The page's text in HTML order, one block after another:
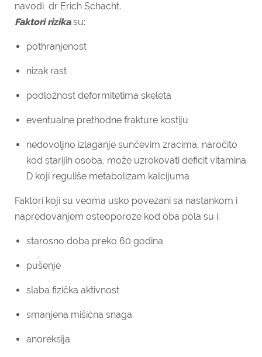
navodi dr Erich Schacht.
Faktori rizikasu:
pothranjenost
nizak rast
podložnost deformitetima skeleta
eventualne prethodne frakture kostiju
nedovoljno izlaganje sunčevim zracima, naročito
kod starijih osoba, može uzrokovati deficit vitamina
D koji reguliše metabolizam kalcijuma
Faktori koji su veoma usko povezani sa nastankom i
napredovanjem osteoporoze kod oba pola su i:
starosno doba preko 60 godina
pušenje
slaba fizička aktivnost
smanjena mišićna snaga
anoreksija